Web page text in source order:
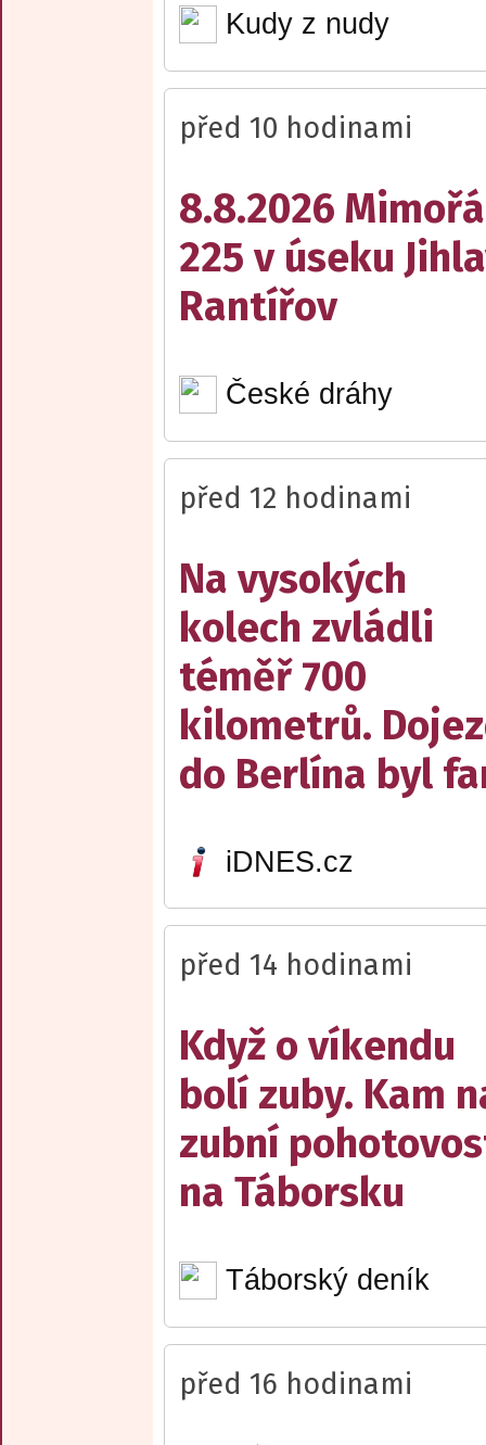
Kudy z nudy
před 10 hodinami
8.8.2026
225 v úseku
Rantířov
České dráhy
před 12 hodinami
Na vysokých
kolech zvládli
téměř 700
kilometrů.
do Berlína byl
iDNES.cz
před 14 hodinami
Když o víkendu
bolí zuby. Kam
zubní
na Táborsku
Táborský deník
před 16 hodinami